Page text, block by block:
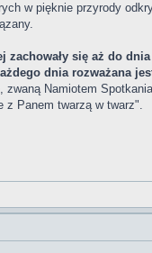
w pięknie przyrody
zachowały się aż do
dnia rozważana
Namiotem
z Panem twarzą w twarz".